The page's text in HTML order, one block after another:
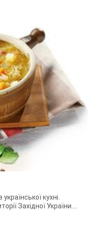
кухні.
Західної України.